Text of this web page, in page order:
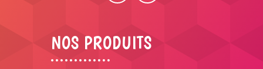
NOS PRODUITS